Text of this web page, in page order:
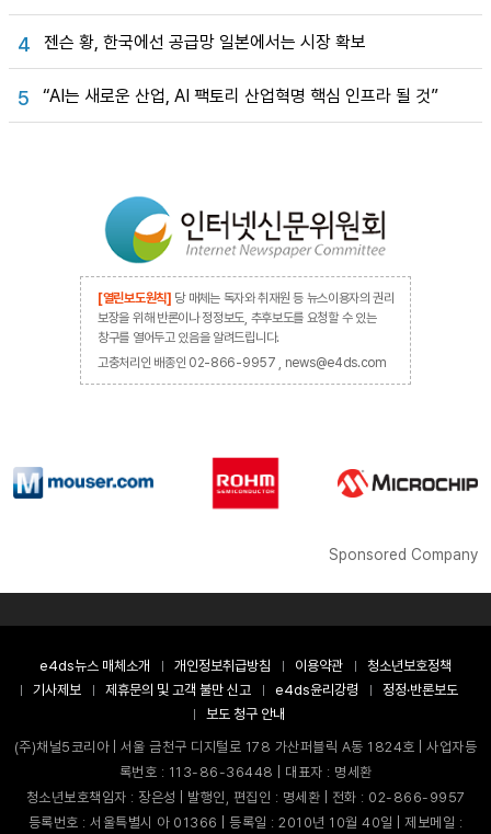
4 젠슨 황, 한국에선 공급망 일본에서는 시장 확보
5 “AI는 새로운 산업, AI 팩토리 산업혁명 핵심 인프라 될 것”
[열린보도원칙] 당 매체는 독자와 취재원 등 뉴스이용자의 권리
보장을 위해 반론이나 정정보도, 추후보도를 요청할 수 있는
창구를 열어두고 있음을 알려드립니다.
고충처리인 배종인 02-866-9957 , news@e4ds.com
Sponsored Company
e4ds뉴스 매체소개 개인정보취급방침 이용약관
청소년보호정책
기사제보
제휴문의 및 고객 불만 신고 e4ds윤리강령
정정·반론보도
보도 청구 안내
(주)채널5코리아 | 서울 금천구 디지털로 178 가산퍼블릭 A동 1824호 | 사업자등
록번호 : 113-86-36448 | 대표자 : 명세환
청소년보호책임자 : 장은성 | 발행인, 편집인 : 명세환 | 전화 : 02-866-9957
등록번호 : 서울특별시 아 01366 | 등록일 : 2010년 10월 40일 | 제보메일 :